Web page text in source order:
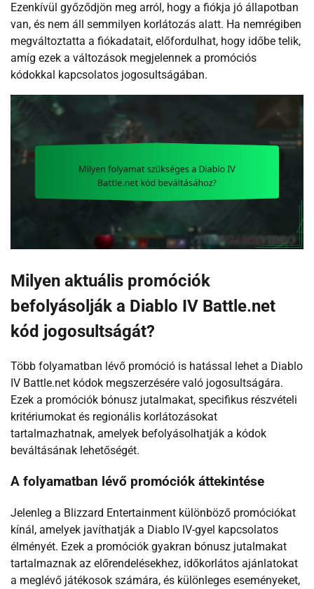
Ezenkívül győződjön meg arról, hogy a fiókja jó állapotban
van, és nem áll semmilyen korlátozás alatt. Ha nemrégiben
megváltoztatta a fiókadatait, előfordulhat, hogy időbe telik,
amíg ezek a változások megjelennek a promóciós
kódokkal kapcsolatos jogosultságában.
Milyen aktuális promóciók
befolyásolják a Diablo IV Battle.net
kód jogosultságát?
Több folyamatban lévő promóció is hatással lehet a Diablo
IV Battle.net kódok megszerzésére való jogosultságára.
Ezek a promóciók bónusz jutalmakat, specifikus részvételi
kritériumokat és regionális korlátozásokat
tartalmazhatnak, amelyek befolyásolhatják a kódok
beváltásának lehetőségét.
A folyamatban lévő promóciók áttekintése
Jelenleg a Blizzard Entertainment különböző promóciókat
kínál, amelyek javíthatják a Diablo IV-gyel kapcsolatos
élményét. Ezek a promóciók gyakran bónusz jutalmakat
tartalmaznak az előrendelésekhez, időkorlátos ajánlatokat
a meglévő játékosok számára, és különleges eseményeket,